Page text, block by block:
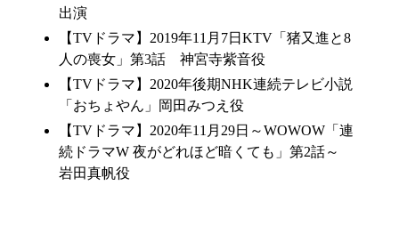
出演
【TVドラマ】2019年11月7日KTV「猪又進と8
人の喪女」第3話 神宮寺紫音役
【TVドラマ】2020年後期NHK連続テレビ小説
「おちょやん」岡田みつえ役
【TVドラマ】2020年11月29日～WOWOW「連
続ドラマW 夜がどれほど暗くても」第2話～
岩田真帆役